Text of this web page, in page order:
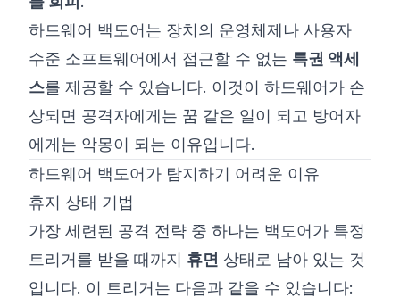
하드웨어 백도어는 장치의 운영체제나 사용자
수준 소프트웨어에서 접근할 수 없는 특권 액세
스를 제공할 수 있습니다. 이것이 하드웨어가 손
상되면 공격자에게는 꿈 같은 일이 되고 방어자
에게는 악몽이 되는 이유입니다.
하드웨어 백도어가 탐지하기 어려운 이유
휴지 상태 기법
가장 세련된 공격 전략 중 하나는 백도어가 특정
트리거를 받을 때까지 휴면 상태로 남아 있는 것
입니다. 이 트리거는 다음과 같을 수 있습니다: